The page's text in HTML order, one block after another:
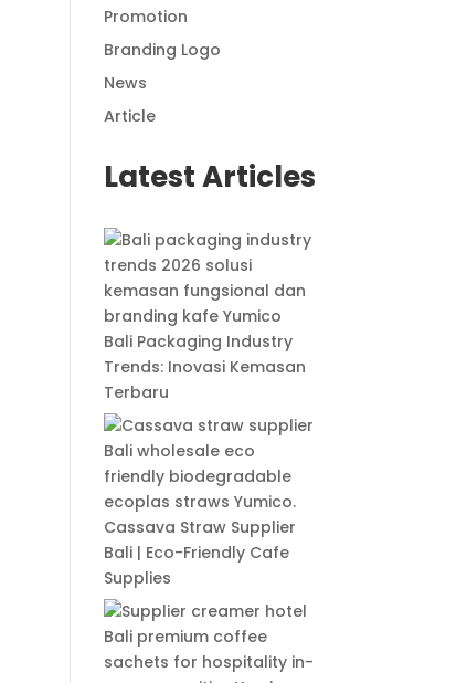
Promotion
Branding Logo
News
Article
Latest Articles
Bali Packaging Industry
Trends: Inovasi Kemasan
Terbaru
Cassava Straw Supplier
Bali | Eco-Friendly Cafe
Supplies